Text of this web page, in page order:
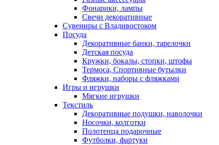
Фонарики, лампы
Свечи декоративные
Сувениры с Владивостоком
Посуда
Декоративные банки, тарелочки
Детская посуда
Кружки, бокалы, стопки, штофы
Термоса, Спортивные бутылки
Фляжки, наборы с фляжками
Игры и игрушки
Мягкие игрушки
Текстиль
Декоративные подушки, наволочки
Носочки, колготки
Полотенца подарочные
Футболки, фартуки